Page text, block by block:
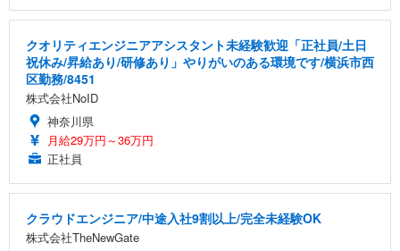
クオリティエンジニアアシスタント未経験歓迎「正社員/土日
祝休み/昇給あり/研修あり」やりがいのある環境です/横浜市西
区勤務/8451
株式会社NoID
神奈川県
月給29万円～36万円
正社員
クラウドエンジニア/中途入社9割以上/完全未経験OK
株式会社TheNewGate